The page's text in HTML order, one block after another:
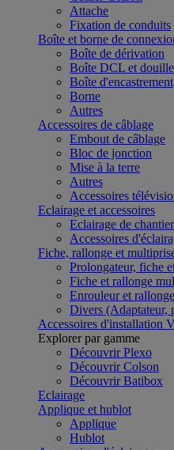
Attache
Fixation de conduits
Boîte et borne de
Boîte de dérivation
Boîte DCL et douille
Boîte d'encastrement
Borne
Autres
Accessoires de câblage
Embout de câblage
Bloc de jonction
Mise à la terre
Autres
Accessoires
Eclairage et accessoires
Eclairage de chantier
Accessoires
Fiche, rallonge et
Prolongateur, fiche
Fiche et rallonge
Enrouleur et rallonge
Divers (Adaptateur,
Accessoires d'installation
Explorer par gamme
Découvrir Plexo
Découvrir Colson
Découvrir Batibox
Eclairage
Applique et hublot
Applique
Hublot